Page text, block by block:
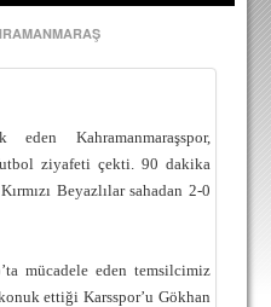
eden Kahramanmaraşspor,
ziyafeti çekti. 90 dakika
Beyazlılar sahadan 2-0
mücadele eden temsilcimiz
ettiği Karsspor’u Gökhan